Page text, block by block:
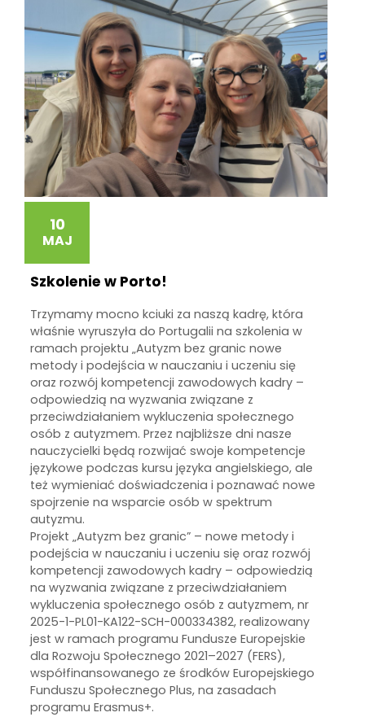
10
MAJ
Szkolenie w Porto!
Trzymamy mocno kciuki za naszą kadrę, która
właśnie wyruszyła do Portugalii na szkolenia w
ramach projektu „Autyzm bez granic nowe
metody i podejścia w nauczaniu i uczeniu się
oraz rozwój kompetencji zawodowych kadry –
odpowiedzią na wyzwania związane z
przeciwdziałaniem wykluczenia społecznego
osób z autyzmem. Przez najbliższe dni nasze
nauczycielki będą rozwijać swoje kompetencje
językowe podczas kursu języka angielskiego, ale
też wymieniać doświadczenia i poznawać nowe
spojrzenie na wsparcie osób w spektrum
autyzmu.
Projekt „Autyzm bez granic” – nowe metody i
podejścia w nauczaniu i uczeniu się oraz rozwój
kompetencji zawodowych kadry – odpowiedzią
na wyzwania związane z przeciwdziałaniem
wykluczenia społecznego osób z autyzmem, nr
2025-1-PL01-KA122-SCH-000334382, realizowany
jest w ramach programu Fundusze Europejskie
dla Rozwoju Społecznego 2021–2027 (FERS),
współfinansowanego ze środków Europejskiego
Funduszu Społecznego Plus, na zasadach
programu Erasmus+.